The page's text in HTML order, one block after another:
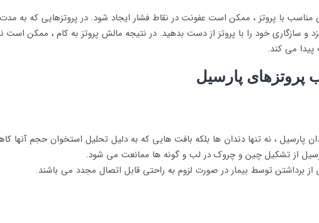
مناسب با پروتز ، ممکن است عفونت در نقاط فشار ایجاد شود. در پروتزهایی که
و سازگاری خود را با پروتز از دست بدهید. در نتیجه مالش پروتز به کام ، ممکن است
می کند.
پروتزهای پارسیل
پارسیل ، نه تنها دندان ها بلکه بافت هایی که به دلیل تحلیل استخوان حجم آنها
از تشکیل چین و چروک در لب و گونه ها ممانعت می شود.
برداشتن توسط بیمار در صورت لزوم به راحتی قابل اتصال مجدد می باشند.